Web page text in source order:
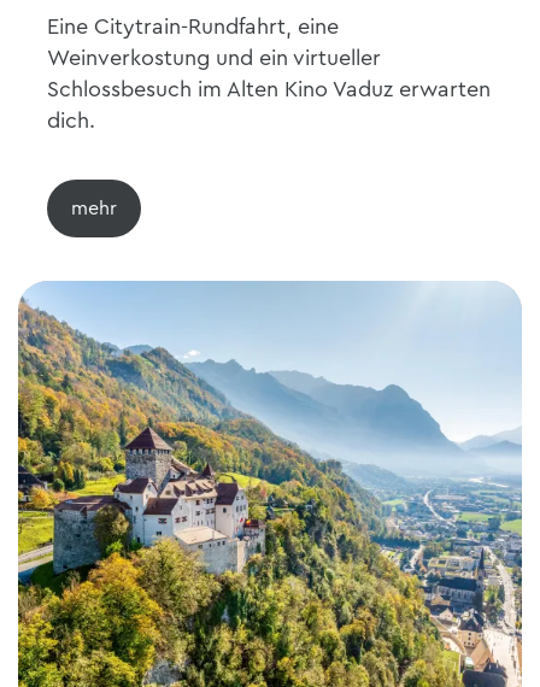
Eine Citytrain-Rundfahrt, eine
Weinverkostung und ein virtueller
Schlossbesuch im Alten Kino Vaduz erwarten
dich.